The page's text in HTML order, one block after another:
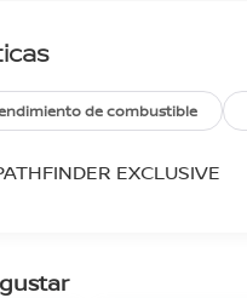
de combustible
EXCLUSIVE